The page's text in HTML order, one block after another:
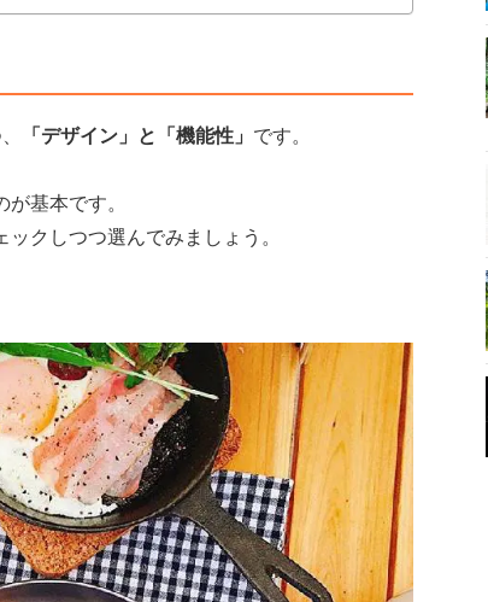
「デザイン」と「機能性」 です。
基本です。
クしつつ選んでみましょう。